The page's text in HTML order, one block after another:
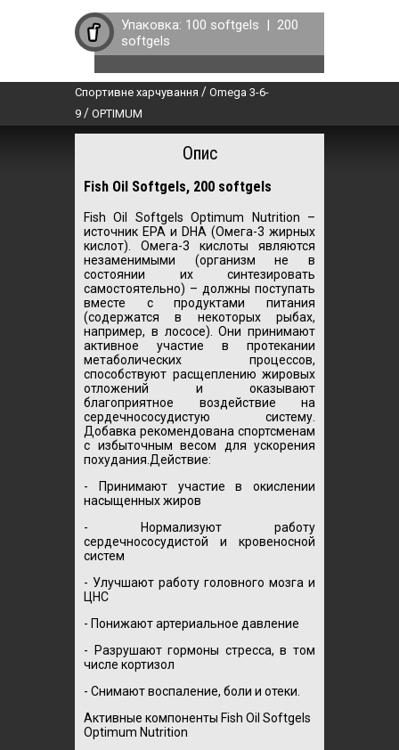
Упаковка: 100 softgels | 200
softgels
Спортивне харчування / Omega 3-6-
9 / OPTIMUM
Опис
Fish Oil Softgels, 200 softgels
Fish Oil Softgels Optimum Nutrition –
источник EPA и DHA (Омега-3 жирных
кислот). Омега-3 кислоты являются
незаменимыми (организм не в
состоянии их синтезировать
самостоятельно) – должны поступать
вместе с продуктами питания
(содержатся в некоторых рыбах,
например, в лососе). Они принимают
активное участие в протекании
метаболических процессов,
способствуют расщеплению жировых
отложений и оказывают
благоприятное воздействие на
сердечнососудистую систему.
Добавка рекомендована спортсменам
с избыточным весом для ускорения
похудания. Действие:
- Принимают участие в окислении
насыщенных жиров
- Нормализуют работу
сердечнососудистой и кровеносной
систем
- Улучшают работу головного мозга и
ЦНС
- Понижают артериальное давление
- Разрушают гормоны стресса, в том
числе кортизол
- Снимают воспаление, боли и отеки.
Активные компоненты Fish Oil Softgels
Optimum Nutrition